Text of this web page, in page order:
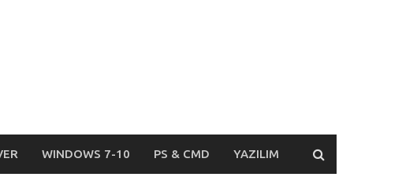
WINDOWS 7-10 PS & CMD YAZILIM